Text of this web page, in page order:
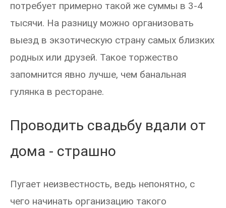
потребует примерно такой же суммы в 3-4
тысячи. На разницу можно организовать
выезд в экзотическую страну самых близких
родных или друзей. Такое торжество
запомнится явно лучше, чем банальная
гулянка в ресторане.
Проводить свадьбу вдали от
дома - страшно
Пугает неизвестность, ведь непонятно, с
чего начинать организацию такого